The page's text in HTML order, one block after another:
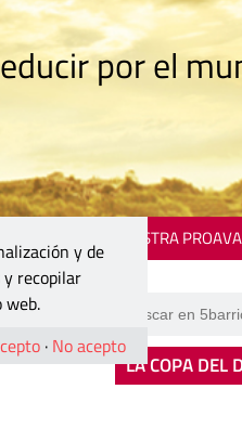
por el
MOSTRA
LA COPA DEL
y de
recopilar
· No acepto